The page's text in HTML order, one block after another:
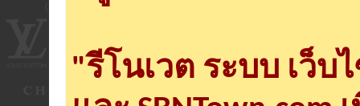
"รีโนเวต ระบบ เว็บ